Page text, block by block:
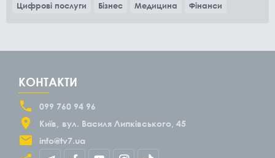
Цифрові послуги
Бізнес Медицина Фінанси
КОНТАКТИ
099 760 94 96
Київ
вул. Василя Липківського, 45
info@tv7.ua